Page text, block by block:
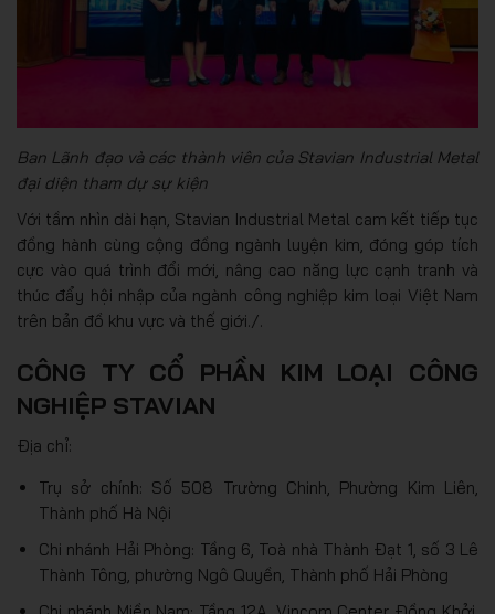
Ban Lãnh đạo và các thành viên của Stavian Industrial Metal
đại diện tham dự sự kiện
Với tầm nhìn dài hạn, Stavian Industrial Metal cam kết tiếp tục
đồng hành cùng cộng đồng ngành luyện kim, đóng góp tích
cực vào quá trình đổi mới, nâng cao năng lực cạnh tranh và
thúc đẩy hội nhập của ngành công nghiệp kim loại Việt Nam
trên bản đồ khu vực và thế giới./.
CÔNG TY CỔ PHẦN KIM LOẠI CÔNG
NGHIỆP STAVIAN
Địa chỉ:
Trụ sở chính: Số 508 Trường Chinh, Phường Kim Liên,
Thành phố Hà Nội
Chi nhánh Hải Phòng: Tầng 6, Toà nhà Thành Đạt 1, số 3 Lê
Thành Tông, phường Ngô Quyền, Thành phố Hải Phòng